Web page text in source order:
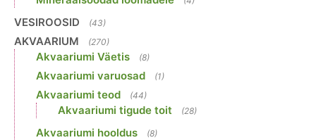
VESIROOSID (43)
AKVAARIUM (270)
Akvaariumi Väetis (8)
Akvaariumi varuosad (1)
Akvaariumi teod (44)
Akvaariumi tigude toit (28)
Akvaariumi hooldus (8)